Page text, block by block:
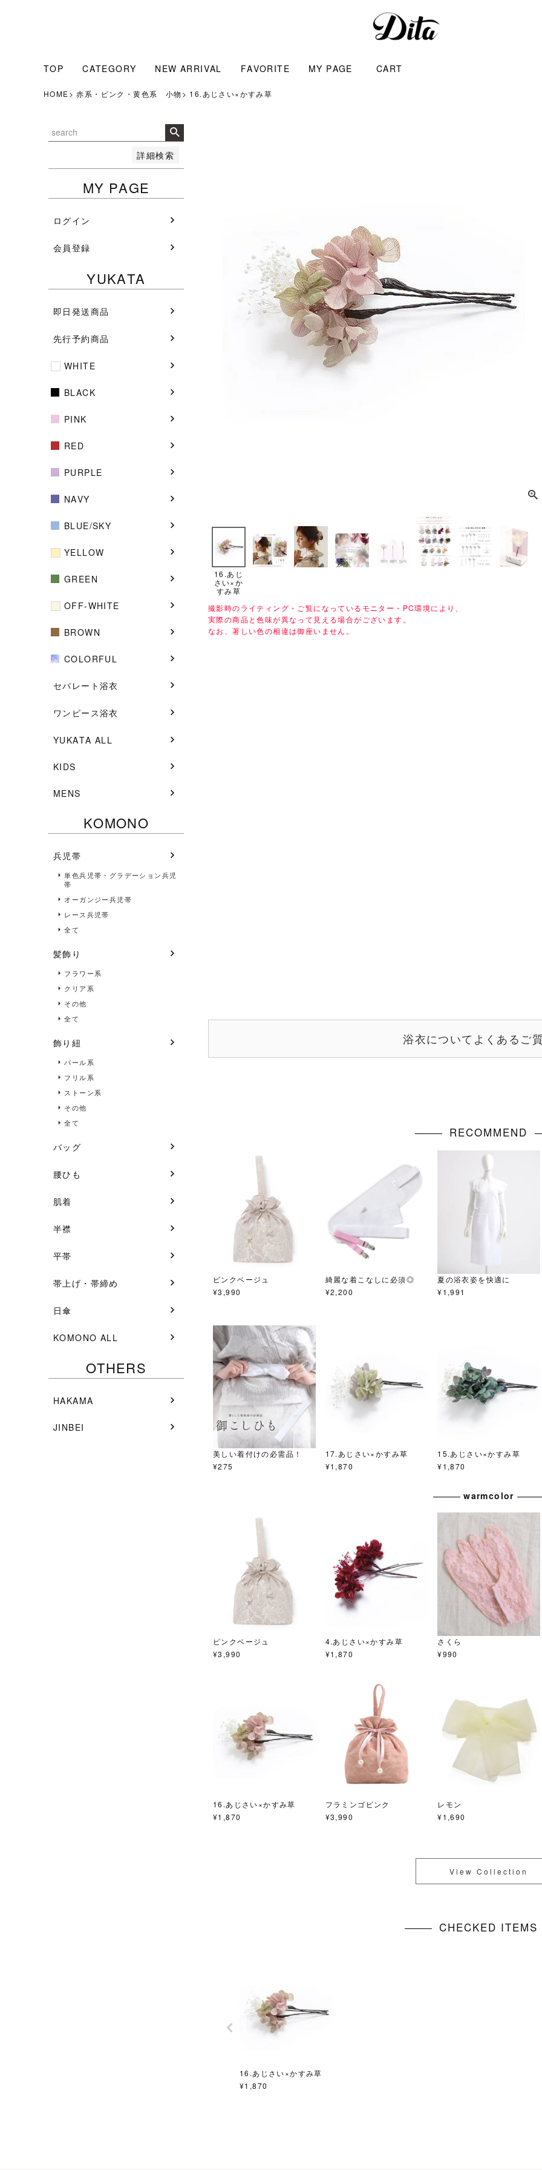
TOP CATEGORY NEW ARRIVAL FAVORITE MY PAGE CART
HOME 赤系・ピンク・黄色系 小物 16.あじさい×かすみ草
詳細検索
人気順
新着順
価格が安い順
MY PAGE
ログイン
会員登録
YUKATA
即日発送商品
先行予約商品
WHITE
BLACK
PINK
RED
PURPLE
NAVY
BLUE/SKY
YELLOW
GREEN
OFF-WHITE
BROWN
COLORFUL
セパレート浴衣
ワンピース浴衣
YUKATA ALL
KIDS
MENS
KOMONO
兵児帯
単色兵児帯・グラデーション兵児
帯
オーガンジー兵児帯
レース兵児帯
全て
髪飾り
フラワー系
クリア系
その他
全て
飾り紐
パール系
フリル系
ストーン系
その他
全て
バッグ
腰ひも
肌着
半襟
平帯
帯上げ・帯締め
日傘
KOMONO ALL
OTHERS
HAKAMA
JINBEI
16.あじ
さい×か
すみ草
撮影時のライティング・ご覧になっているモニター・PC環境により、
実際の商品と色味が異なって見える場合がございます。
なお、著しい色の相違は御座いません。
浴衣についてよくあるご
RECOMMEND
ピンクベージュ
¥3,990
綺麗な着こなしに必須◎
¥2,200
夏の浴衣姿を快適に
¥1,991
美しい着付けの必需品！
¥275
17.あじさい×かすみ草
¥1,870
15.あじさい×かすみ草
¥1,870
warmcolor
ピンクベージュ
¥3,990
4.あじさい×かすみ草
¥1,870
さくら
¥990
16.あじさい×かすみ草
¥1,870
フラミンゴピンク
¥3,990
レモン
¥1,690
View Collection
CHECKED ITEMS
16.あじさい×かすみ草
¥1,870